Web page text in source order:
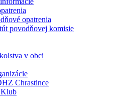
opatrenia
povodňovej komisie
v obci
Chrastince